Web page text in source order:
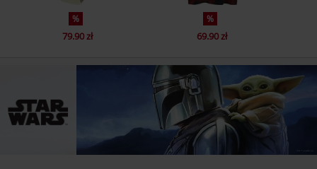
%
79.90 zł
%
69.90 zł